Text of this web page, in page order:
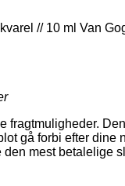
// 10 ml Van
fragtmuligheder.
gå forbi efter dine
mest betalelige